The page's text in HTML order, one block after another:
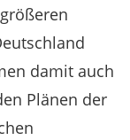
damit auch
Plänen der